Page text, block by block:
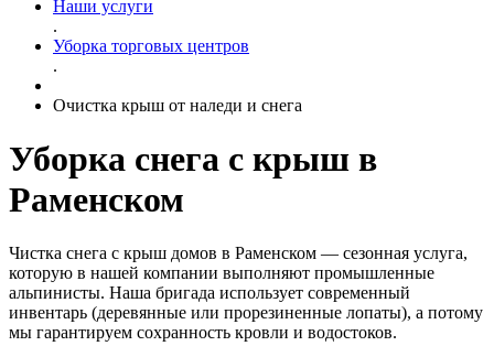
Наши услуги
.
Уборка торговых центров
.
Очистка крыш от наледи и снега
Уборка снега с крыш в
Раменском
Чистка снега с крыш домов в Раменском — сезонная услуга,
которую в нашей компании выполняют промышленные
альпинисты. Наша бригада использует современный
инвентарь (деревянные или прорезиненные лопаты), а потому
мы гарантируем сохранность кровли и водостоков.